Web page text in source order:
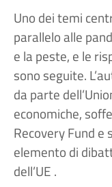
Uno dei temi
parallelo alle
e la peste, e le
sono seguite.
da parte
economiche,
Recovery Fund e
elemento di
dell’UE .